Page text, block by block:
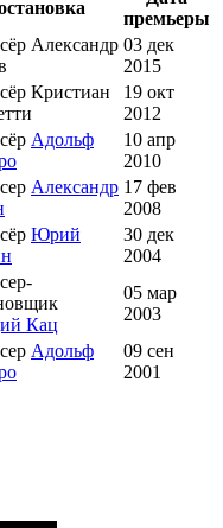
премьеры
Александр 03 дек
2015
Кристиан
19 окт
2012
Адольф
10 апр
2010
Александр 17 фев
2008
Юрий
30 дек
2004
Кац
05 мар
2003
Адольф
09 сен
2001